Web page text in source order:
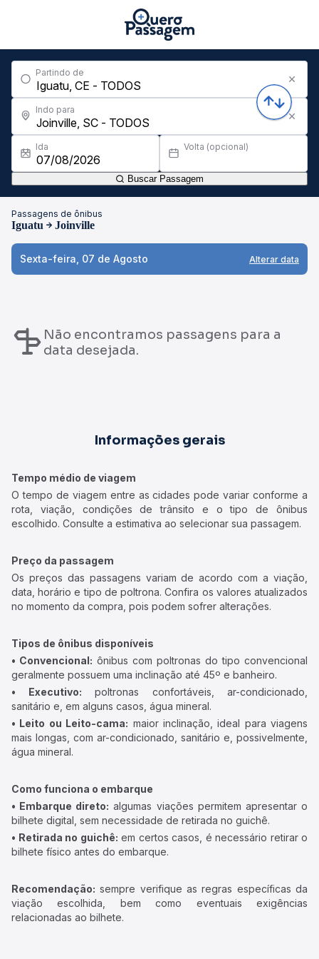
Partindo de
Indo para
Ida Volta (opcional)
Buscar Passagem
Passagens de ônibus
Iguatu Joinville
Sexta-feira, 07 de Agosto Alterar data
Não encontramos passagens para a
data desejada.
Informações gerais
Tempo médio de viagem
O tempo de viagem entre as cidades pode variar conforme a
rota, viação, condições de trânsito e o tipo de ônibus
escolhido. Consulte a estimativa ao selecionar sua passagem.
Preço da passagem
Os preços das passagens variam de acordo com a viação,
data, horário e tipo de poltrona. Confira os valores atualizados
no momento da compra, pois podem sofrer alterações.
Tipos de ônibus disponíveis
• Convencional: ônibus com poltronas do tipo convencional
geralmente possuem uma inclinação até 45º e banheiro.
• Executivo: poltronas confortáveis, ar-condicionado,
sanitário e, em alguns casos, água mineral.
• Leito ou Leito-cama: maior inclinação, ideal para viagens
mais longas, com ar-condicionado, sanitário e, possivelmente,
água mineral.
Como funciona o embarque
• Embarque direto: algumas viações permitem apresentar o
bilhete digital, sem necessidade de retirada no guichê.
• Retirada no guichê: em certos casos, é necessário retirar o
bilhete físico antes do embarque.
Recomendação: sempre verifique as regras específicas da
viação escolhida, bem como eventuais exigências
relacionadas ao bilhete.